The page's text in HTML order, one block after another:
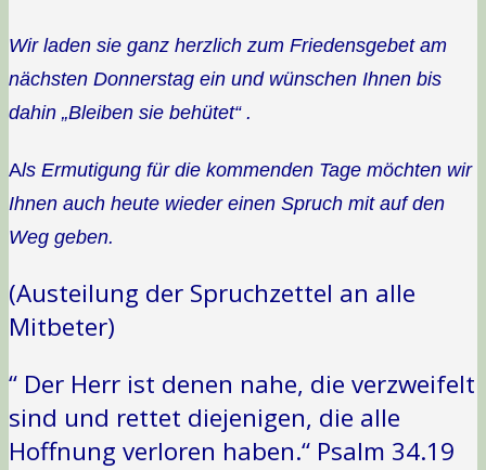
Wir laden sie ganz herzlich zum Friedensgebet am
nächsten Donnerstag ein und wünschen Ihnen bis
dahin „Bleiben sie behütet“ .
Als Ermutigung für die kommenden Tage möchten wir
Ihnen auch heute wieder einen Spruch mit auf den
Weg geben.
(Austeilung der Spruchzettel an alle
Mitbeter)
“ Der Herr ist denen nahe, die verzweifelt
sind und rettet diejenigen, die alle
Hoffnung verloren haben.“ Psalm 34.19